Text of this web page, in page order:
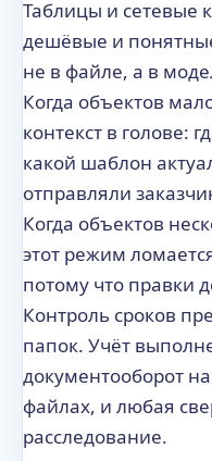
Таблицы и сетевые
дешёвые и
не в файле, а в
Когда объектов
контекст в голове:
какой шаблон
отправляли
Когда объектов
этот режим
потому что правки
Контроль сроков
папок. Учёт
документооборот
файлах, и любая
расследование.